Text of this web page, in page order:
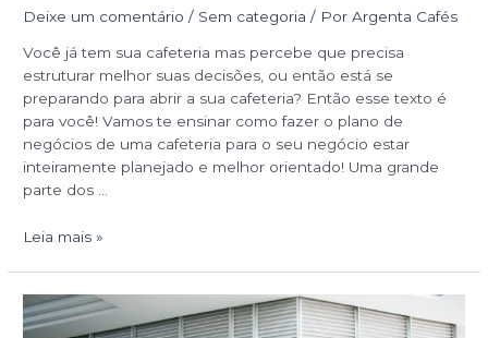
Deixe um comentário / Sem categoria / PorArgenta Cafés
Você já tem sua cafeteria mas percebe que precisa
estruturar melhor suas decisões, ou então está se
preparando para abrir a sua cafeteria? Então esse texto é
para você! Vamos te ensinar como fazer o plano de
negócios de uma cafeteria para o seu negócio estar
inteiramente planejado e melhor orientado! Uma grande
parte dos …
Leia mais »
Marketing
para